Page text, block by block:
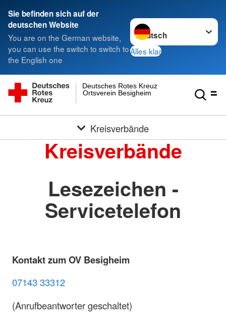
Sie befinden sich auf der
deutschen Website
You are on the German website,
you can use the switch to switch to
the English one
Sprache wechseln zu
Alles klar
Ortsverein Besigheim
Deutsches Rotes Kreuz
Kreisverbände
Kreisverbände
Lesezeichen -
Servicetelefon
Kontakt zum OV Besigheim
07143 33312
(Anrufbeantworter geschaltet)